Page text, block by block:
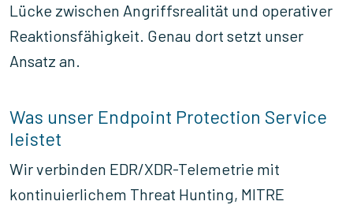
Lücke zwischen Angriffsrealität und operativer
Reaktionsfähigkeit. Genau dort setzt unser
Ansatz an.
Was unser Endpoint Protection Service
leistet
Wir verbinden EDR/XDR-Telemetrie mit
kontinuierlichem Threat Hunting, MITRE